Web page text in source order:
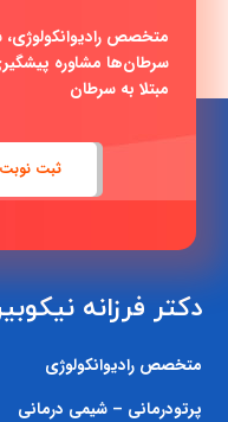
دکتر فرزانه نیکوبین
پرتودرمانی – شیمی درمانی